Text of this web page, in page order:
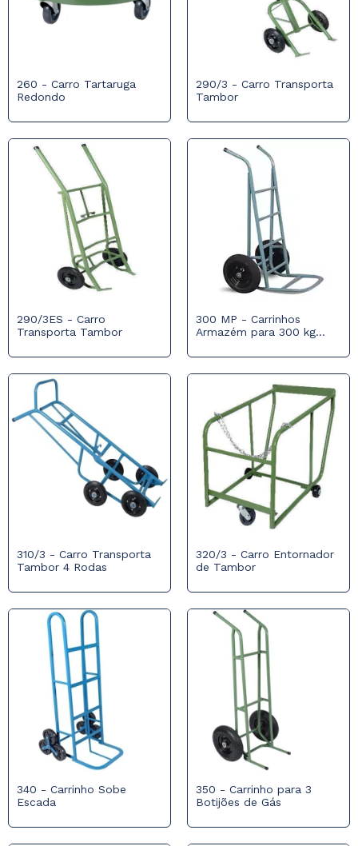
260 - Carro Tartaruga
Redondo
290/3 - Carro Transporta
Tambor
290/3ES - Carro
Transporta Tambor
300 MP - Carrinhos
Armazém para 300 kg
310/3 - Carro Transporta
Tambor 4 Rodas
320/3 - Carro Entornador
de Tambor
340 - Carrinho Sobe
Escada
350 - Carrinho para 3
Botijões de Gás